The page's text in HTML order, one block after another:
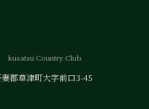
kusatsu Country Club
郡草津町大字前口3-45